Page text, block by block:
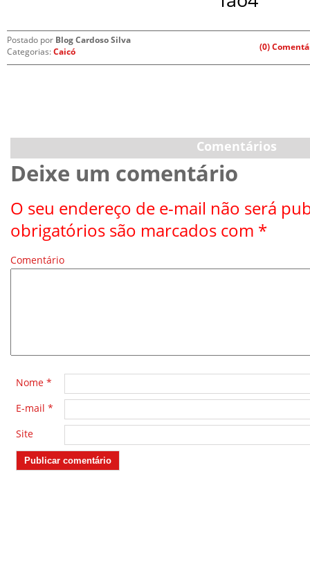
Postado por Blog Cardoso Silva
Categorias:Caicó (0)
Comentários
Deixe um comentário
O seu endereço de e-mail não será
obrigatórios são marcados com *
Comentário
Nome *
E-mail *
Site